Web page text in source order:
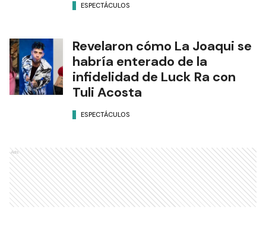
ESPECTÁCULOS
Revelaron cómo La Joaqui se
habría enterado de la
infidelidad de Luck Ra con
Tuli Acosta
ESPECTÁCULOS
Ads